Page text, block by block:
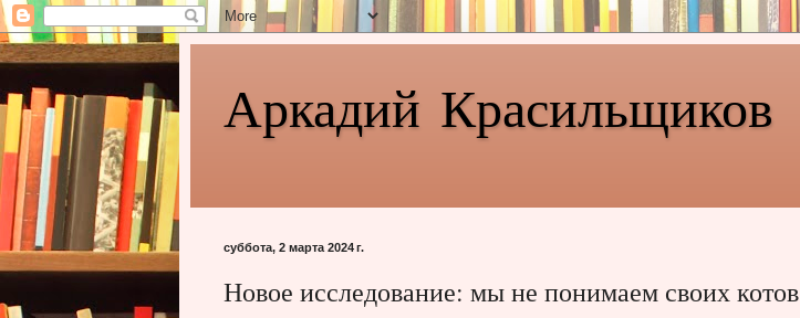
Аркадий Красильщиков
суббота, 2 марта 2024 г.
Новое исследование: мы не понимаем своих котов